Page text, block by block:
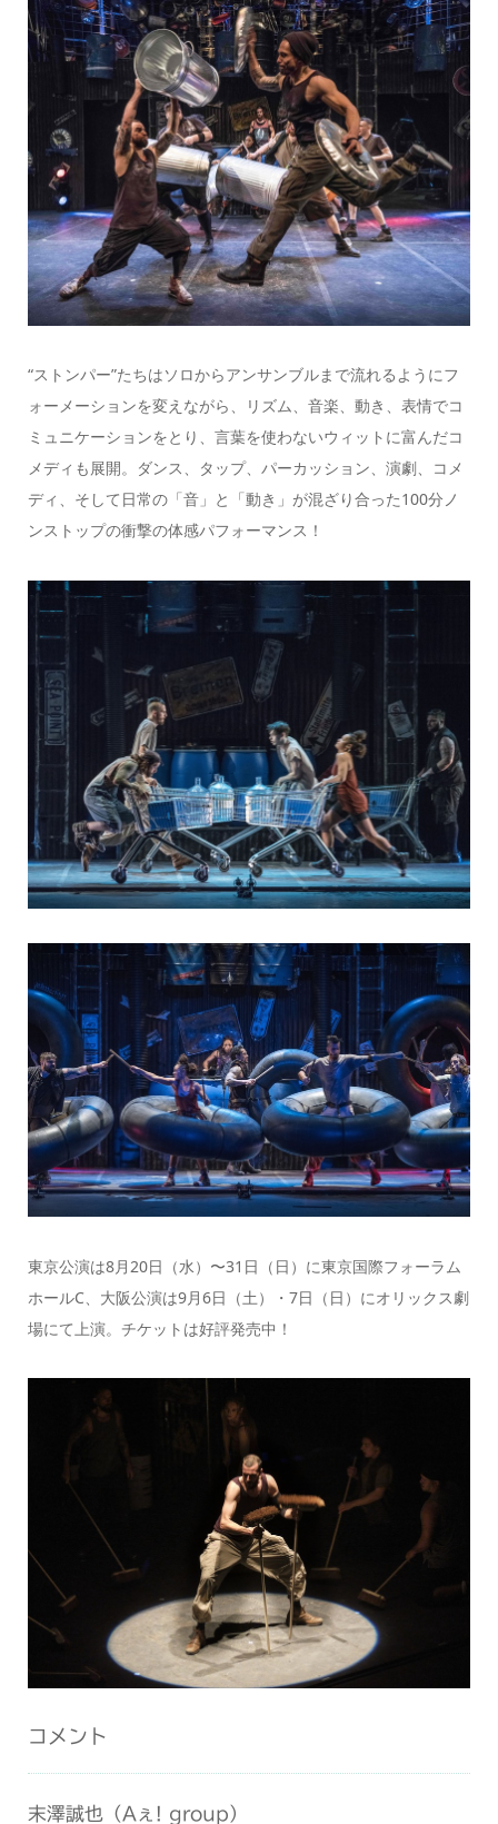
“ストンパー”たちはソロからアンサンブルまで流れるようにフ
ォーメーションを変えながら、リズム、音楽、動き、表情でコ
ミュニケーションをとり、言葉を使わないウィットに富んだコ
メディも展開。ダンス、タップ、パーカッション、演劇、コメ
ディ、そして日常の「音」と「動き」が混ざり合った100分ノ
ンストップの衝撃の体感パフォーマンス！
東京公演は8月20日（水）〜31日（日）に東京国際フォーラム
ホールC、大阪公演は9月6日（土）・7日（日）にオリックス劇
場にて上演。チケットは好評発売中！
コメント
末澤誠也（Aぇ! group）